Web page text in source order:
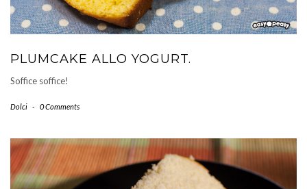
PLUMCAKE ALLO YOGURT.
Soffice soffice!
Dolci - 0 Comments